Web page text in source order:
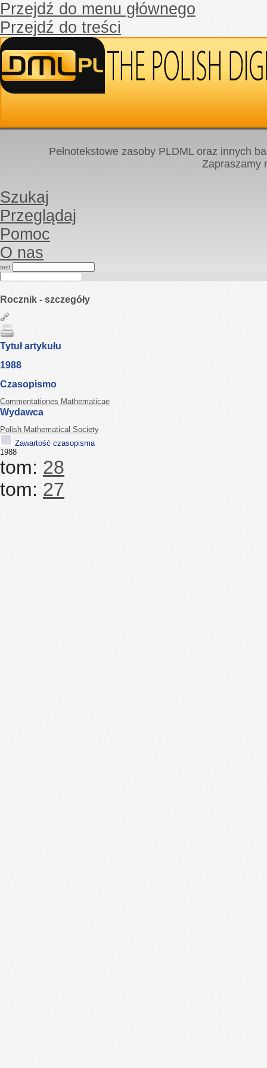
Przejdź do menu głównego
Przejdź do treści
Pełnotekstowe zasoby PLDML oraz innych
Zapraszamy
Szukaj
Przeglądaj
Pomoc
O nas
test
Rocznik - szczegóły
Tytuł artykułu
1988
Czasopismo
Commentationes Mathematicae
Wydawca
Polish Mathematical Society
Zawartość czasopisma
1988
tom: 28
tom: 27